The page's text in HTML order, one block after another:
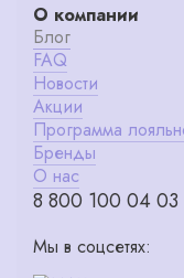
О компании
Блог
FAQ
Новости
Акции
Программа
Бренды
О нас
8 800 100 04 03
Мы в соцсетях: